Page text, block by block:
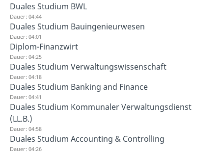
Duales Studium BWL
Dauer: 04:44
Duales Studium Bauingenieurwesen
Dauer: 04:01
Diplom-Finanzwirt
Dauer: 04:25
Duales Studium Verwaltungswissenschaft
Dauer: 04:18
Duales Studium Banking and Finance
Dauer: 04:41
Duales Studium Kommunaler Verwaltungsdienst
(LL.B.)
Dauer: 04:58
Duales Studium Accounting & Controlling
Dauer: 04:26